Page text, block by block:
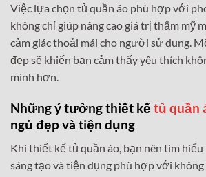
Việc lựa chọn tủ quần áo phù hợp với
không chỉ giúp nâng cao giá trị thẩm mỹ
cảm giác thoải mái cho người sử dụng.
đẹp sẽ khiến bạn cảm thấy yêu thích
mình hơn.
Những ý tưởngthiết kếtủ quần
ngủ đẹp và tiện dụng
Khi thiết kế tủ quần áo, bạn nên tìm
sáng tạo và tiện dụng phù hợp với không